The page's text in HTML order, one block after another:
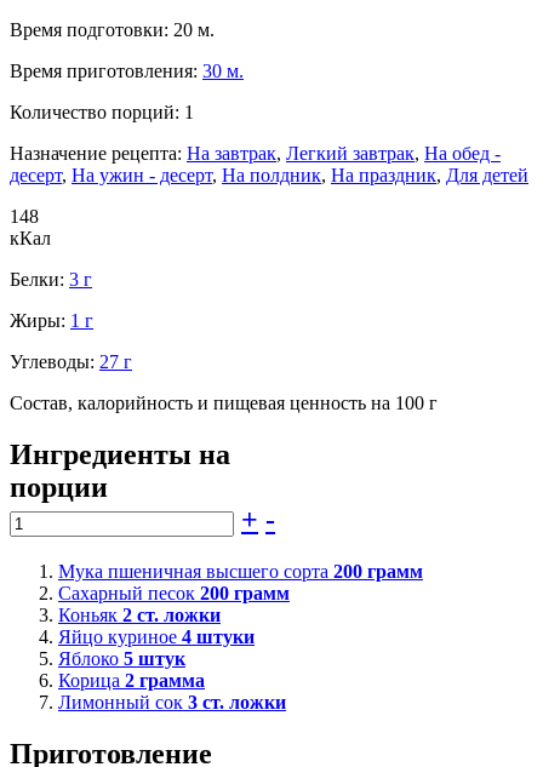
Время подготовки: 20 м.
Время приготовления: 30 м.
Количество порций: 1
Назначение рецепта: На завтрак, Легкий завтрак, На обед -
десерт, На ужин - десерт, На полдник, На праздник, Для детей
148
кКал
Белки: 3 г
Жиры: 1 г
Углеводы: 27 г
Состав, калорийность и пищевая ценность на 100 г
Ингредиенты на
порции
+ -
Мука пшеничная высшего сорта 200 грамм
Сахарный песок 200 грамм
Коньяк 2 ст. ложки
Яйцо куриное 4 штуки
Яблоко 5 штук
Корица 2 грамма
Лимонный сок 3 ст. ложки
Приготовление